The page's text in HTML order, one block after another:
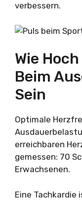
verbessern.
Wie
Beim
Sein
Optimale
erreichbaren
gemessen: 70
Erwachsenen.
Eine Tachkardie